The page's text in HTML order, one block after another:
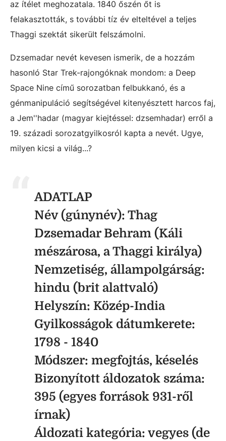
az ítélet meghozatala. 1840 őszén őt is
felakasztották, s további tíz év elteltével a teljes
Thaggi szektát sikerült felszámolni.
Dzsemadar nevét kevesen ismerik, de a hozzám
hasonló Star Trek-rajongóknak mondom: a Deep
Space Nine című sorozatban felbukkanó, és a
génmanipuláció segítségével kitenyésztett harcos faj,
a Jem''hadar (magyar kiejtéssel: dzsemhadar) erről a
19. századi sorozatgyilkosról kapta a nevét. Ugye,
milyen kicsi a világ...?
ADATLAP
Név (gúnynév): Thag
Dzsemadar Behram (Káli
mészárosa, a Thaggi királya)
Nemzetiség, állampolgárság:
hindu (brit alattvaló)
Helyszín: Közép-India
Gyilkosságok dátumkerete:
1798 - 1840
Módszer: megfojtás, késelés
Bizonyított áldozatok száma:
395 (egyes források 931-ről
írnak)
Áldozati kategória: vegyes (de